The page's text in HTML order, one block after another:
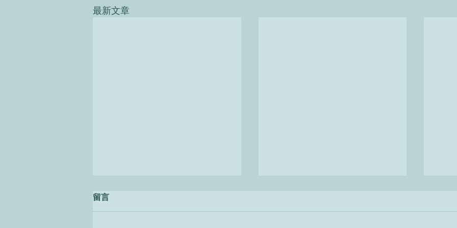
最新文章
留言